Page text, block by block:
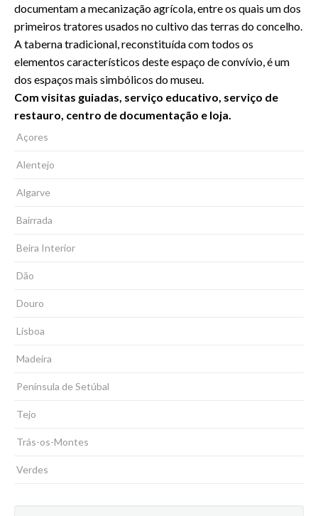
documentam a mecanização agrícola, entre os quais um dos
primeiros tratores usados no cultivo das terras do concelho.
A taberna tradicional, reconstituída com todos os
elementos característicos deste espaço de convívio, é um
dos espaços mais simbólicos do museu.
Com visitas guiadas, serviço educativo, serviço de
restauro, centro de documentação e loja.
Açores
Alentejo
Algarve
Bairrada
Beira Interior
Dão
Douro
Lisboa
Madeira
Península de Setúbal
Tejo
Trás-os-Montes
Verdes